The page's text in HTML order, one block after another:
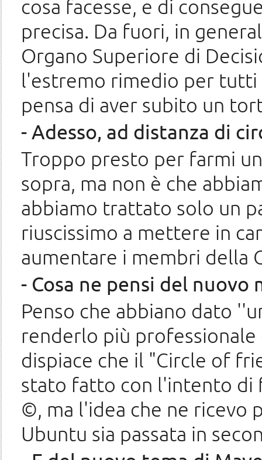
cosa facesse, e di
precisa. Da fuori, in
Organo Superiore di
l'estremo rimedio per tutti
pensa di aver subito un
- Adesso, ad distanza di
Troppo presto per farmi
sopra, ma non è che
abbiamo trattato solo un
riuscissimo a mettere in
aumentare i membri della
- Cosa ne pensi del nuovo
Penso che abbiano dato
renderlo più
dispiace che il "Circle of
stato fatto con l'intento di
©, ma l'idea che ne ricevo
Ubuntu sia passata in